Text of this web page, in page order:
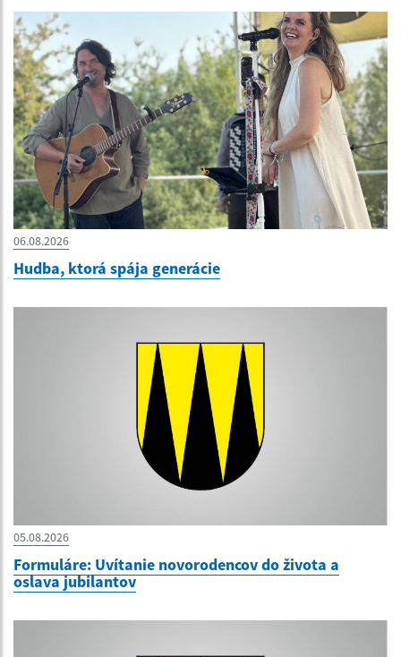
06.08.2026
Hudba, ktorá spája generácie
05.08.2026
Formuláre: Uvítanie novorodencov do života a
oslava jubilantov